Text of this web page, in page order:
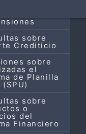
sobre
Crediticio
sobre
el
de Planilla
sobre
o
del
Financiero